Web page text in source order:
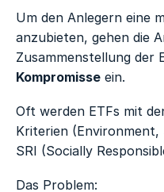
Um den Anlegern eine
anzubieten, gehen die
Zusammenstellung der
Kompromisse ein.
Oft werden ETFs mit
Kriterien (Environment,
SRI (Socially
Das Problem: